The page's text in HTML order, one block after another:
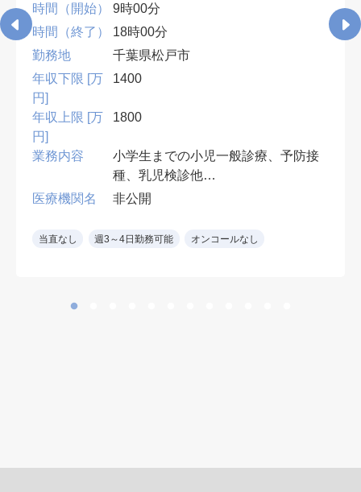
時間（開始）
9時00分
時間（終了）
18時00分
勤務地
千葉県松戸市
年収下限 [万
円]
1400
年収上限 [万
円]
1800
業務内容
小学生までの小児一般診療、予防接
種、乳児検診他
受診者数：60~80名程度/日
医療機関名 非公開
当直なし 週3～4日勤務可能 オンコールなし